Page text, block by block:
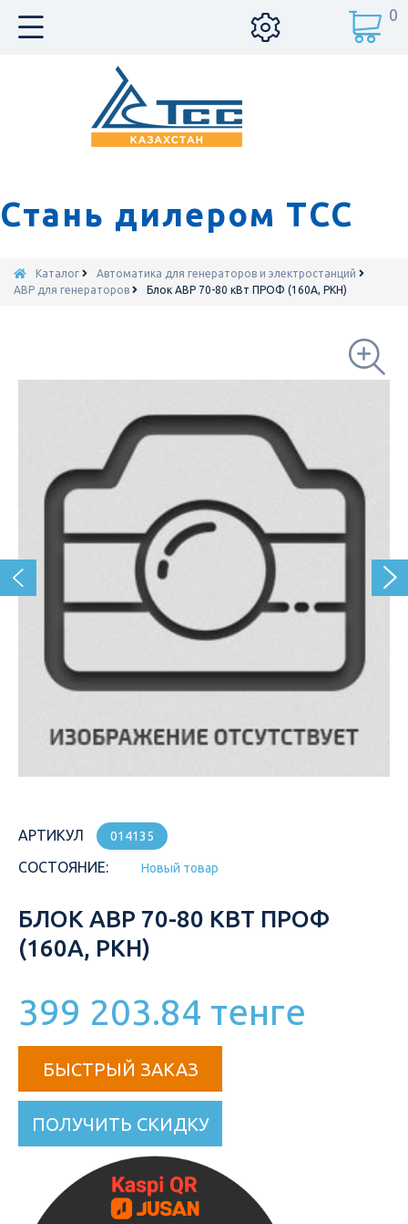
Стань дилером ТСС
0
Каталог
Автоматика для генераторов и электростанций
АВР для генераторов
Блок АВР 70-80 кВт ПРОФ (160А, РКН)
АРТИКУЛ 014135
СОСТОЯНИЕ: Новый товар
БЛОК АВР 70-80 КВТ ПРОФ
(160А, РКН)
399 203.84 тенге
БЫСТРЫЙ ЗАКАЗ
ПОЛУЧИТЬ СКИДКУ